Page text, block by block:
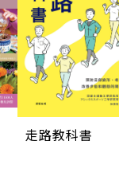
走路教科書